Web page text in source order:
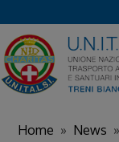
to
content
Home » News »